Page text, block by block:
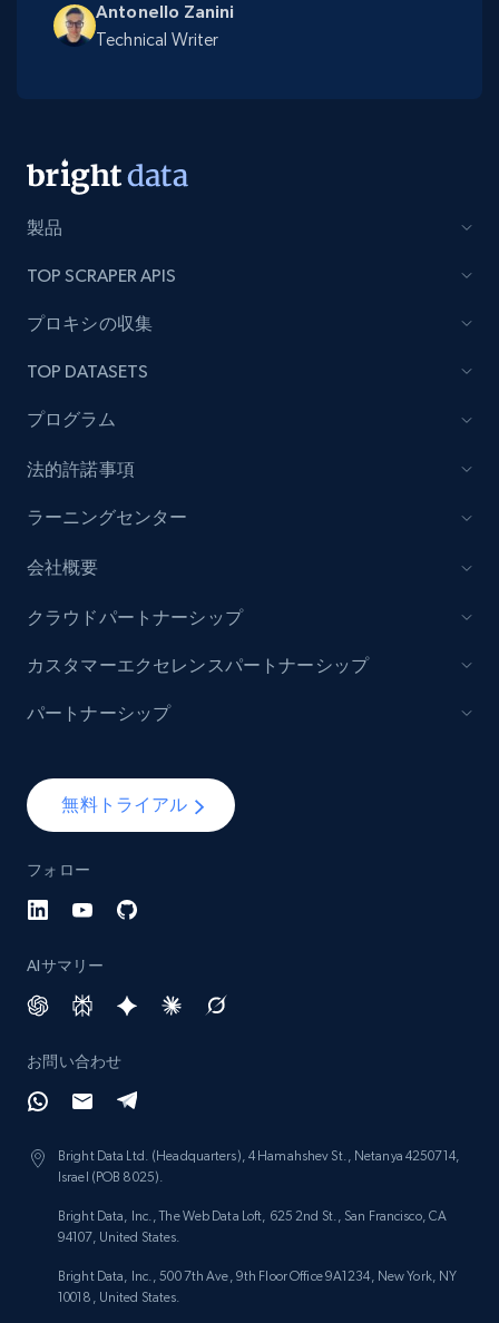
Antonello Zanini
Technical Writer
製品
TOP SCRAPER APIS
プロキシの収集
TOP DATASETS
プログラム
法的許諾事項
ラーニングセンター
会社概要
無料トライアル
フォロー
AIサマリー
お問い合わせ
Bright Data Ltd. (Headquarters), 4 Hamahshev St., Netanya 4250714,
Israel (POB 8025).
Bright Data, Inc., The Web Data Loft, 625 2nd St., San Francisco, CA
94107, United States.
Bright Data, Inc., 500 7th Ave, 9th Floor Office 9A1234, New York, NY
10018, United States.
クラウドパートナーシップ
カスタマーエクセレンスパートナーシップ
パートナーシップ